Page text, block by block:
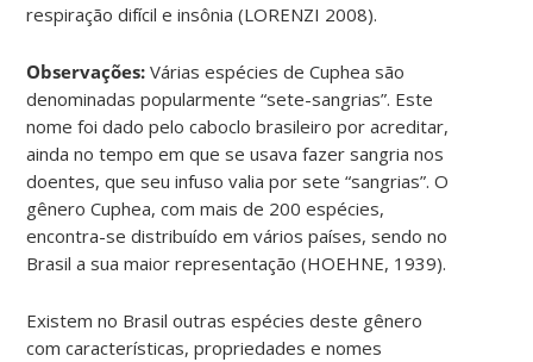
respiração difícil e insônia (LORENZI 2008).
Observações: Várias espécies de Cuphea são
denominadas popularmente “sete-sangrias”. Este
nome foi dado pelo caboclo brasileiro por acreditar,
ainda no tempo em que se usava fazer sangria nos
doentes, que seu infuso valia por sete “sangrias”. O
gênero Cuphea, com mais de 200 espécies,
encontra-se distribuído em vários países, sendo no
Brasil a sua maior representação (HOEHNE, 1939).
Existem no Brasil outras espécies deste gênero
com características, propriedades e nomes